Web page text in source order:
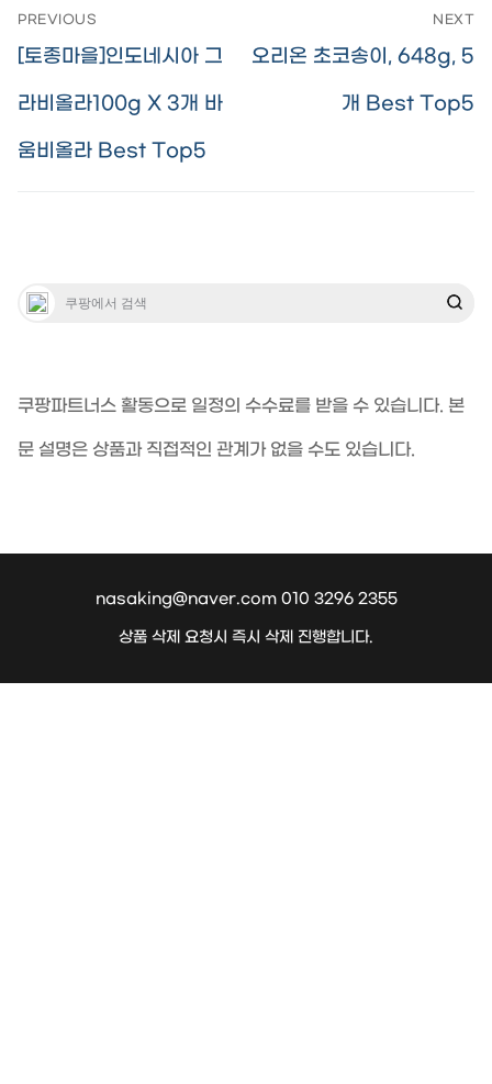
글
탐
색
PREVIOUS
Previous
post:
[토종마을]인도네시아 그
라비올라100g X 3개 바
움비올라 Best Top5
NEXT
Next
오리온 초코송이, 648g, 5
개 Best Top5
쿠팡파트너스 활동으로 일정의 수수료를 받을 수 있습니다. 본
문 설명은 상품과 직접적인 관계가 없을 수도 있습니다.
nasaking@naver.com 010 3296 2355
상품 삭제 요청시 즉시 삭제 진행합니다.